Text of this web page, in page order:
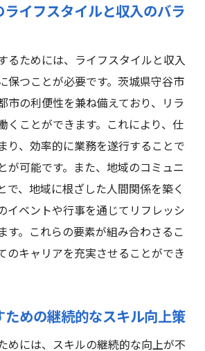
イフスタイルと収入のバラ
るためには、ライフスタイルと収入
保つことが必要です。茨城県守谷市
市の利便性を兼ね備えており、リラ
くことができます。これにより、仕
り、効率的に業務を遂行することで
が可能です。また、地域のコミュニ
で、地域に根ざした人間関係を築く
イベントや行事を通じてリフレッシ
す。これらの要素が組み合わさるこ
のキャリアを充実させることができ
めの継続的なスキル向上策
めには、スキルの継続的な向上が不